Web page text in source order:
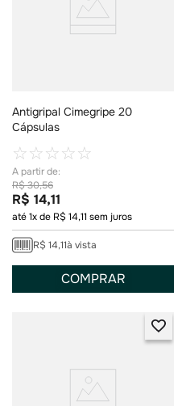
Antigripal Cimegripe 20
Cápsulas
☆☆☆☆☆
R$30,56
R$ 14,11
até1x de R$14,11 sem juros
R$ 14,11à vista
COMPRAR